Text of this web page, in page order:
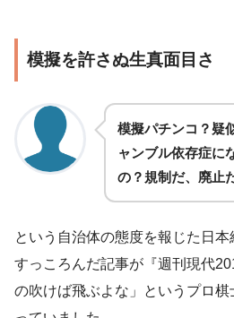
模擬を許さぬ生真面目さ
模擬パチンコ？疑
ャンブル依存症に
の？規制だ、廃止
という自治体の態度を報じた日
すっころんだ記事が『週刊現代
の吹けば飛ぶよな」というプロ